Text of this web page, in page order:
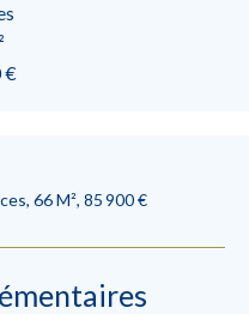
€
66 M², 85 900 €